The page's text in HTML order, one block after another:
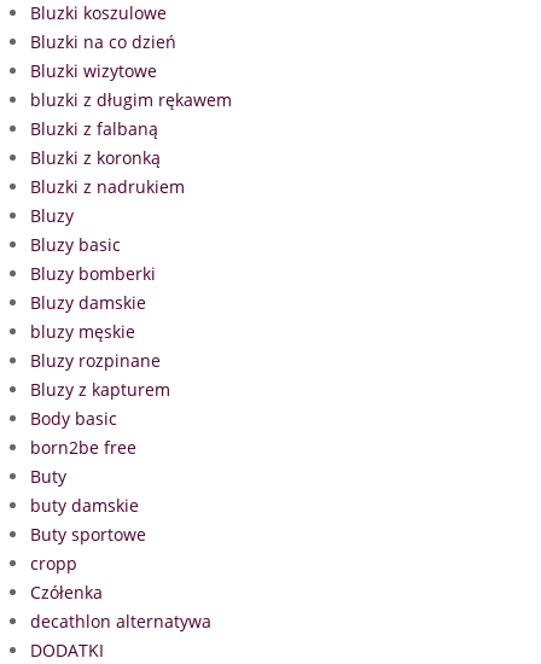
Bluzki koszulowe
Bluzki na co dzień
Bluzki wizytowe
bluzki z długim rękawem
Bluzki z falbaną
Bluzki z koronką
Bluzki z nadrukiem
Bluzy
Bluzy basic
Bluzy bomberki
Bluzy damskie
bluzy męskie
Bluzy rozpinane
Bluzy z kapturem
Body basic
born2be free
Buty
buty damskie
Buty sportowe
cropp
Czółenka
decathlon alternatywa
DODATKI